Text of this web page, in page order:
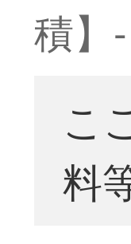
積】-
こ
料